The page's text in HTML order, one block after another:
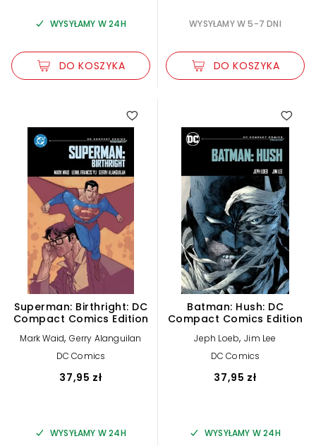
WYSYŁAMY W 24H
DO KOSZYKA
WYSYŁAMY W 5-7 DNI
DO KOSZYKA
Superman: Birthright: DC
Compact Comics Edition
Mark Waid,Gerry Alanguilan
DC Comics
37,95 zł
WYSYŁAMY W 24H
Batman: Hush: DC
Compact Comics Edition
Jeph Loeb,Jim Lee
DC Comics
37,95 zł
WYSYŁAMY W 24H